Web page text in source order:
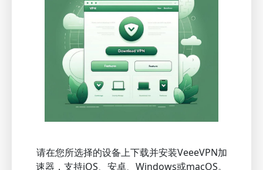
请在您所选择的设备上下载并安装VeeeVPN加
速器，支持iOS、安卓、Windows或macOS。